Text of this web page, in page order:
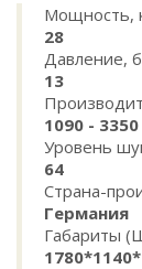
Мощность,
28
Давление,
13
1090 - 3350
Уровень
64
Страна-
Германия
Габариты